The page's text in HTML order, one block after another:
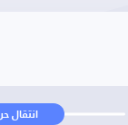
انتقال حر